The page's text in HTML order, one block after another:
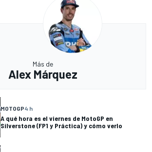
Más de
Alex Márquez
MOTOGP4 h
A qué hora es el viernes de MotoGP en
Silverstone (FP1 y Práctica) y cómo verlo